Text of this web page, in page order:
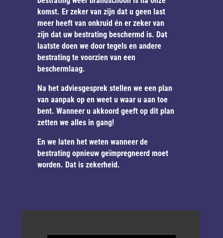
komst. Er zeker van zijn dat u geen last
meer heeft van onkruid én er zeker van
zijn dat uw bestrating beschermd is. Dat
laatste doen we door tegels en andere
bestrating te voorzien van een
beschermlaag.
Na het adviesgesprek stellen we een plan
van aanpak op en weet u waar u aan toe
bent. Wanneer u akkoord geeft op dit plan
zetten we alles in gang!
En we laten het weten wanneer de
bestrating opnieuw geïmpregneerd moet
worden. Dat is zekerheid.